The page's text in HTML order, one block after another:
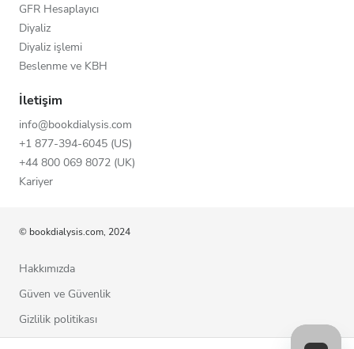
GFR Hesaplayıcı
Diyaliz
Diyaliz işlemi
Beslenme ve KBH
İletişim
info@bookdialysis.com
+1 877-394-6045 (US)
+44 800 069 8072 (UK)
Kariyer
© bookdialysis.com, 2024
Hakkımızda
Güven ve Güvenlik
Gizlilik politikası